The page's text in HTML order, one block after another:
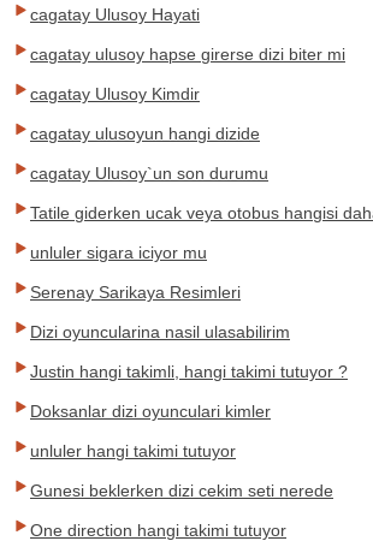
cagatay Ulusoy Hayati
cagatay ulusoy hapse girerse dizi biter mi
cagatay Ulusoy Kimdir
cagatay ulusoyun hangi dizide
cagatay Ulusoy`un son durumu
Tatile giderken ucak veya otobus hangisi
unluler sigara iciyor mu
Serenay Sarikaya Resimleri
Dizi oyuncularina nasil ulasabilirim
Justin hangi takimli, hangi takimi tutuyor ?
Doksanlar dizi oyunculari kimler
unluler hangi takimi tutuyor
Gunesi beklerken dizi cekim seti nerede
One direction hangi takimi tutuyor